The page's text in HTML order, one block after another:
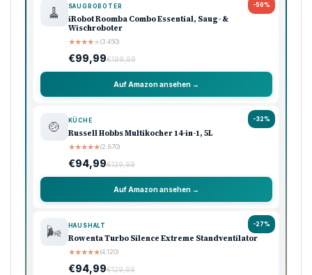
-50%
🧹 SAUGROBOTER
iRobot Roomba Combo Essential, Saug- &
Wischroboter
★★★★★(3.450)
€99,99€199,99
Auf Amazon ansehen →
-32%
🍲 KÜCHE
Russell Hobbs Multikocher 14-in-1, 5L
★★★★★(2.870)
€94,99€139,99
Auf Amazon ansehen →
-27%
🌬️ HAUSHALT
Rowenta Turbo Silence Extreme Standventilator
★★★★★(4.120)
€94,99€129,99